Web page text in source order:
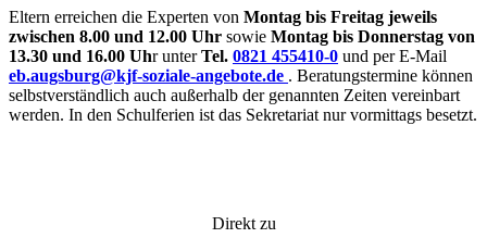
Eltern erreichen die Experten von Montag bis Freitag jeweils
zwischen 8.00 und 12.00 Uhr sowie Montag bis Donnerstag von
13.30 und 16.00 Uhr unterTel. 0821 455410-0 und per E-Mail
eb.augsburg@kjf-soziale-angebote.de . Beratungstermine können
selbstverständlich auch außerhalb der genannten Zeiten vereinbart
werden. In den Schulferien ist das Sekretariat nur vormittags besetzt.
Direkt zu